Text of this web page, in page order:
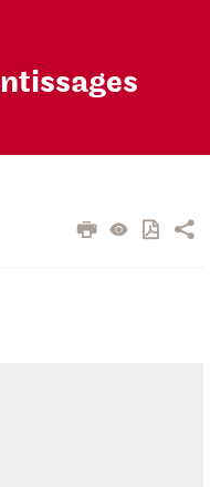
ntissages